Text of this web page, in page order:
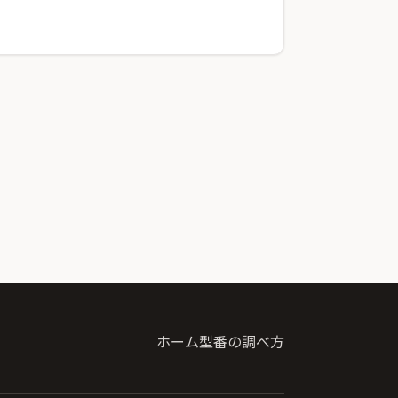
ホーム型番の調べ方